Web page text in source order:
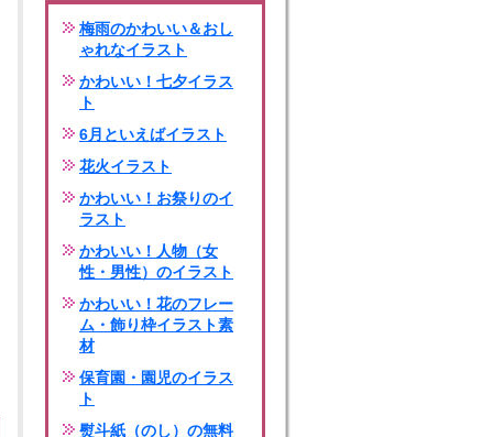
梅雨のかわいい＆おし
ゃれなイラスト
かわいい！七夕イラス
ト
6月といえばイラスト
花火イラスト
かわいい！お祭りのイ
ラスト
かわいい！人物（女
性・男性）のイラスト
かわいい！花のフレー
ム・飾り枠イラスト素
材
保育園・園児のイラス
ト
熨斗紙（のし）の無料